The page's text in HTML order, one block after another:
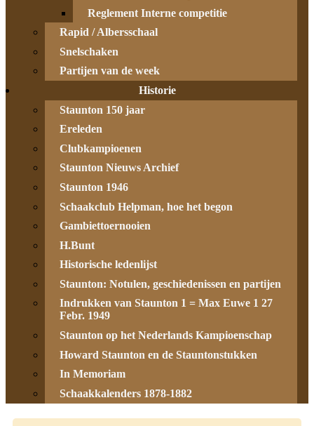
Reglement Interne competitie
Rapid / Albersschaal
Snelschaken
Partijen van de week
Historie
Staunton 150 jaar
Ereleden
Clubkampioenen
Staunton Nieuws Archief
Staunton 1946
Schaakclub Helpman, hoe het begon
Gambiettoernooien
H.Bunt
Historische ledenlijst
Staunton: Notulen, geschiedenissen en partijen
Indrukken van Staunton 1 = Max Euwe 1 27
Febr. 1949
Staunton op het Nederlands Kampioenschap
Howard Staunton en de Stauntonstukken
In Memoriam
Schaakkalenders 1878-1882